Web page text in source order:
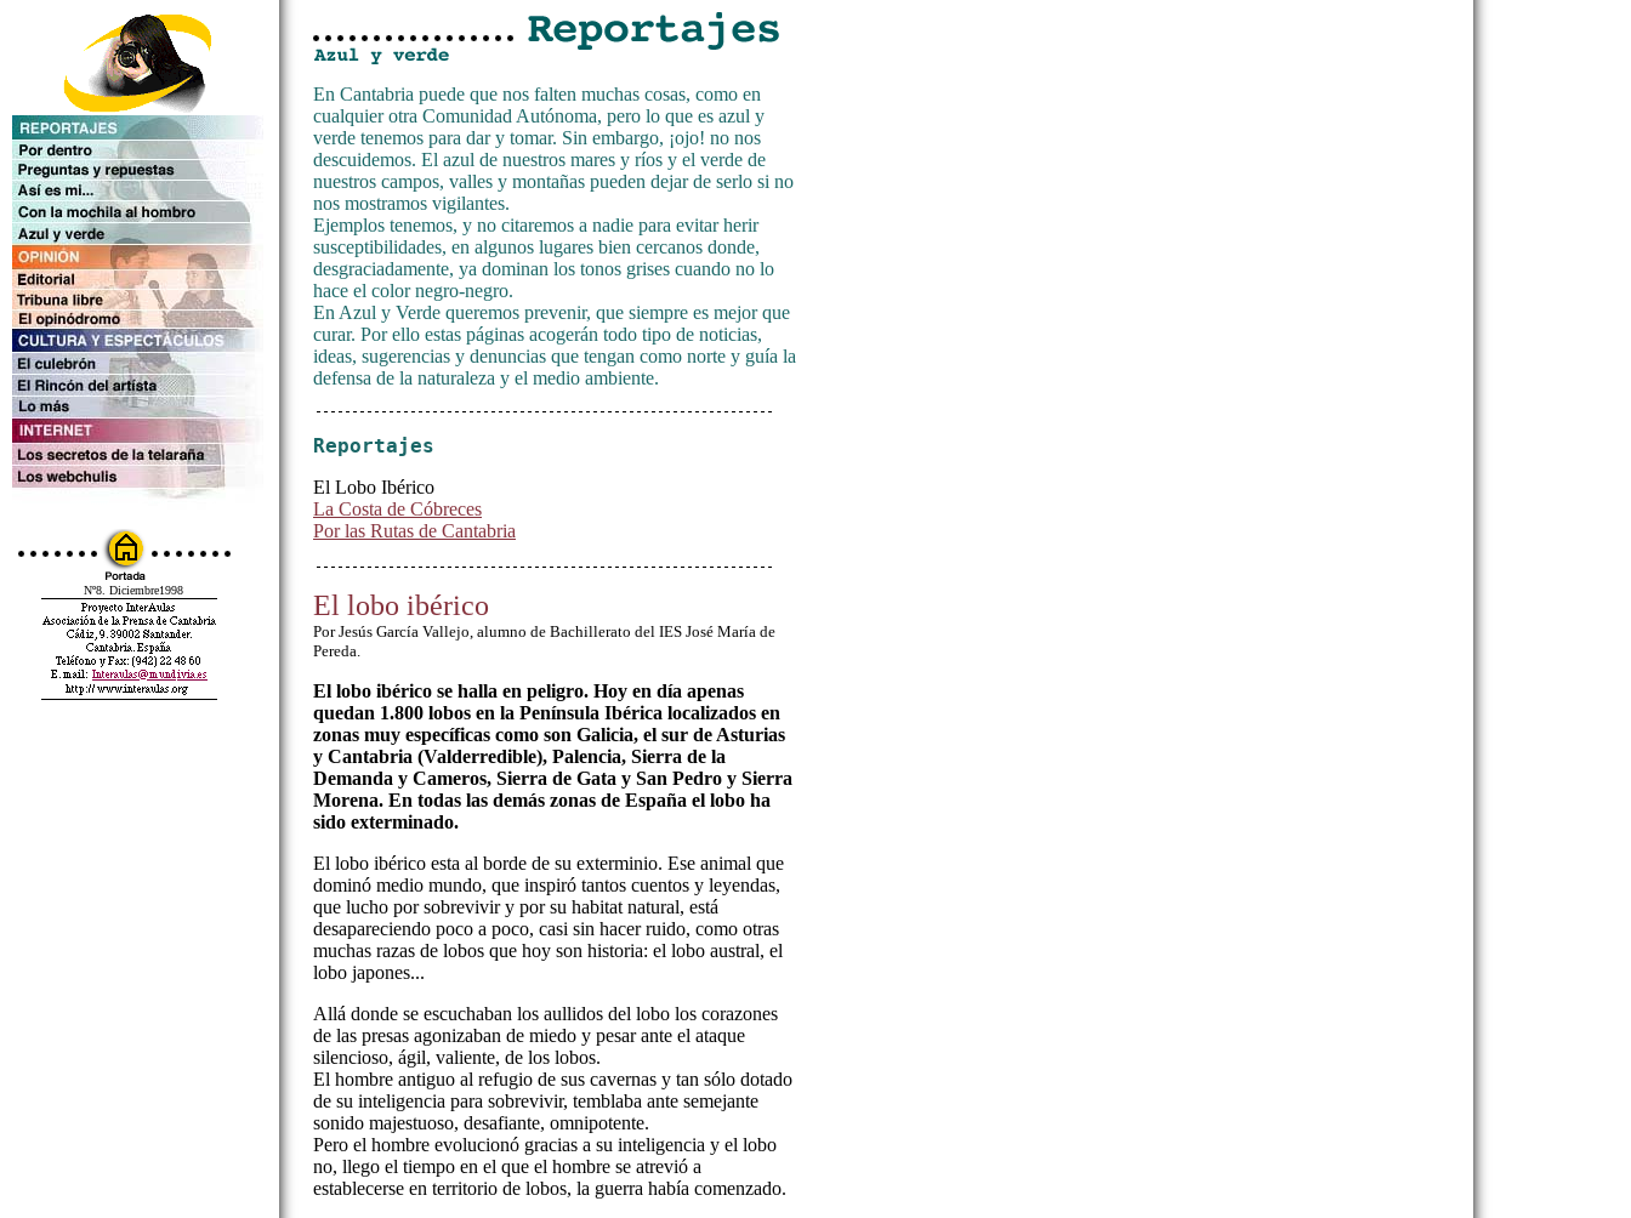
Nº8. Diciembre1998
En Cantabria puede que nos falten muchas cosas, como en
cualquier otra Comunidad Autónoma, pero lo que es azul y
verde tenemos para dar y tomar. Sin embargo, ¡ojo! no nos
descuidemos. El azul de nuestros mares y ríos y el verde de
nuestros campos, valles y montañas pueden dejar de serlo si no
nos mostramos vigilantes.
Ejemplos tenemos, y no citaremos a nadie para evitar herir
susceptibilidades, en algunos lugares bien cercanos donde,
desgraciadamente, ya dominan los tonos grises cuando no lo
hace el color negro-negro.
En Azul y Verde queremos prevenir, que siempre es mejor que
curar. Por ello estas páginas acogerán todo tipo de noticias,
ideas, sugerencias y denuncias que tengan como norte y guía la
defensa de la naturaleza y el medio ambiente.
Reportajes
El Lobo Ibérico
La Costa de Cóbreces
Por las Rutas de Cantabria
El lobo ibérico
Por Jesús García Vallejo, alumno de Bachillerato del IES José María de
Pereda.
El lobo ibérico se halla en peligro. Hoy en día apenas
quedan 1.800 lobos en la Península Ibérica localizados en
zonas muy específicas como son Galicia, el sur de Asturias
y Cantabria (Valderredible), Palencia, Sierra de la
Demanda y Cameros, Sierra de Gata y San Pedro y Sierra
Morena. En todas las demás zonas de España el lobo ha
sido exterminado.
El lobo ibérico esta al borde de su exterminio. Ese animal que
dominó medio mundo, que inspiró tantos cuentos y leyendas,
que lucho por sobrevivir y por su habitat natural, está
desapareciendo poco a poco, casi sin hacer ruido, como otras
muchas razas de lobos que hoy son historia: el lobo austral, el
lobo japones...
Allá donde se escuchaban los aullidos del lobo los corazones
de las presas agonizaban de miedo y pesar ante el ataque
silencioso, ágil, valiente, de los lobos.
El hombre antiguo al refugio de sus cavernas y tan sólo dotado
de su inteligencia para sobrevivir, temblaba ante semejante
sonido majestuoso, desafiante, omnipotente.
Pero el hombre evolucionó gracias a su inteligencia y el lobo
no, llego el tiempo en el que el hombre se atrevió a
establecerse en territorio de lobos, la guerra había comenzado.